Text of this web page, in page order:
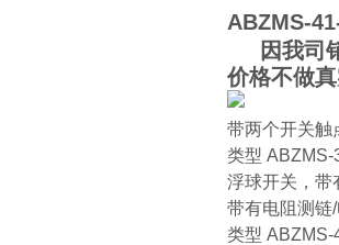
ABZMS-
因我司销
价格不做
带两个开关触
类型 ABZMS-
浮球开关，带
带有电阻测链
类型 ABZMS-